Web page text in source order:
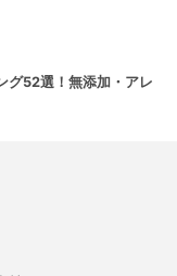
グ52選！無添加・アレ